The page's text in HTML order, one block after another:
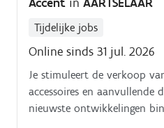
Tijdelijke jobs
Online sinds 31 jul. 2026
Je stimuleert de verkoop
accessoires en aanvullende
nieuwste ontwikkelingen